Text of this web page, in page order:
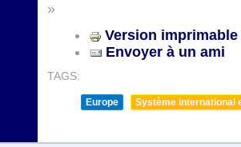
»
Version imprimable
Envoyer à un ami
TAGS:
Europe Système international